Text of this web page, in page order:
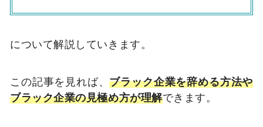
について解説していきます。
この記事を見れば、ブラック企業を辞める方法や
ブラック企業の見極め方が理解できます。